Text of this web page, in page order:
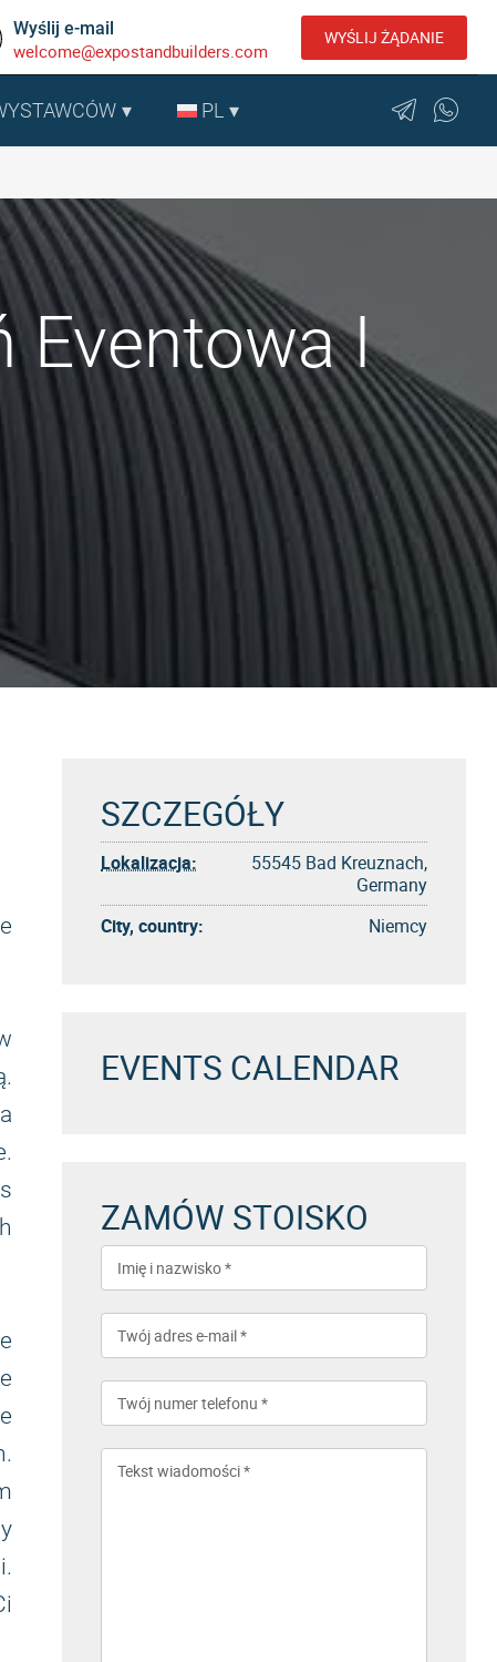
Wyślij e-mail
welcome@expostandbuilders.com
WYŚLIJ ŻĄDANIE
PL
Eventowa I
SZCZEGÓŁY
Lokalizacja:
55545 Bad Kreuznach,
Germany
City, country:
Niemcy
EVENTS CALENDAR
ZAMÓW STOISKO